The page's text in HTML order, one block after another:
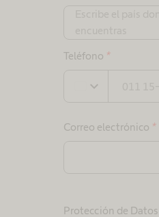
Teléfono *
expand_more
Correo electrónico *
Protección de Datos